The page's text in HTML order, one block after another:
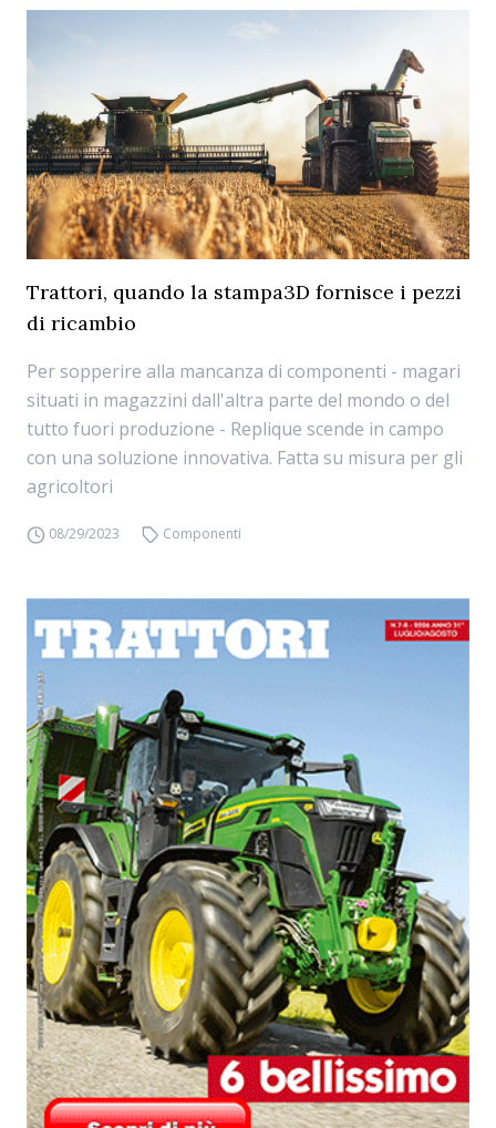
Trattori, quando la stampa3D fornisce i pezzi
di ricambio
Per sopperire alla mancanza di componenti - magari
situati in magazzini dall'altra parte del mondo o del
tutto fuori produzione - Replique scende in campo
con una soluzione innovativa. Fatta su misura per gli
agricoltori
08/29/2023 Componenti